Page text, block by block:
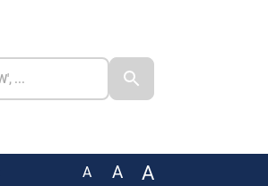
A A A